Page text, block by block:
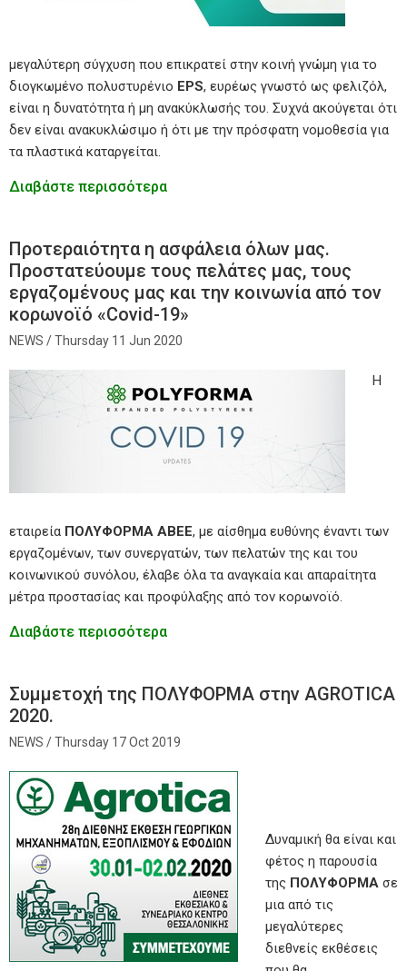
μεγαλύτερη σύγχυση που επικρατεί στην κοινή γνώμη για το
διογκωμένο πολυστυρένιο EPS, ευρέως γνωστό ως φελιζόλ,
είναι η δυνατότητα ή μη ανακύκλωσής του. Συχνά ακούγεται ότι
δεν είναι ανακυκλώσιμο ή ότι με την πρόσφατη νομοθεσία για
τα πλαστικά καταργείται.
Διαβάστε περισσότερα
Προτεραιότητα η ασφάλεια όλων μας.
Προστατεύουμε τους πελάτες μας, τους
εργαζομένους μας και την κοινωνία από τον
κορωνοϊό «Covid-19»
Thursday 11 Jun 2020
Η
εταιρεία ΠΟΛΥΦΟΡΜΑ ΑΒΕΕ, με αίσθημα ευθύνης έναντι των
εργαζομένων, των συνεργατών, των πελατών της και του
κοινωνικού συνόλου, έλαβε όλα τα αναγκαία και απαραίτητα
μέτρα προστασίας και προφύλαξης από τον κορωνοϊό.
Διαβάστε περισσότερα
Συμμετοχή της ΠΟΛΥΦΟΡΜΑ στην AGROTICA
2020.
Thursday 17 Oct 2019
Δυναμική θα είναι και
φέτος η παρουσία
της ΠΟΛΥΦΟΡΜΑ σε
μια από τις
μεγαλύτερες
διεθνείς εκθέσεις